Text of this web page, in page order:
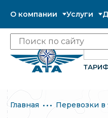
О компании Услуги
Главная Перевозки в